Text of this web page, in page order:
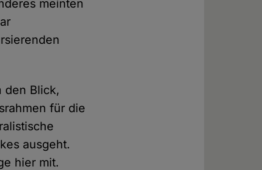
meinten
den Blick,
für die
ausgeht.
hier mit.